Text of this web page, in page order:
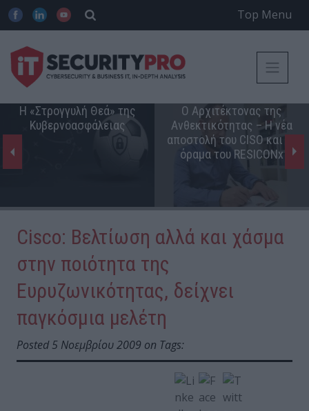
Top Menu
Η «Στρογγυλή Θεά» της
Κυβερνοασφάλειας
Ο Αρχιτέκτονας της
Ανθεκτικότητας – Η νέα
αποστολή του CISO και το
όραμα του RESICONx
Cisco: Βελτίωση αλλά και χάσμα
στην ποιότητα της
Ευρυζωνικότητας, δείχνει
παγκόσμια μελέτη
Posted 5 Νοεμβρίου 2009 on Tags: